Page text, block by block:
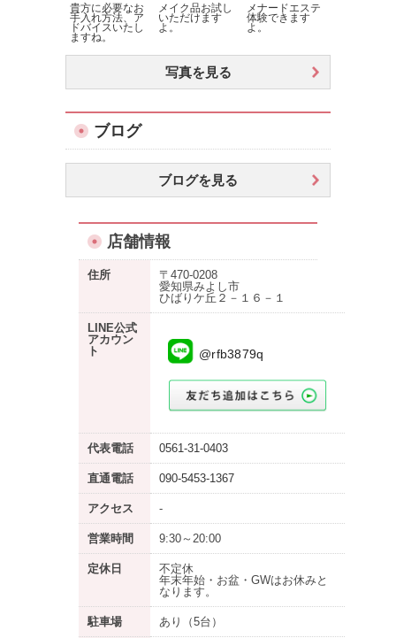
貴方に必要なお
手入れ方法、ア
ドバイスいたし
ますね。
メイク品お試し
いただけます
よ。
メナードエステ
体験できます
よ。
写真を見る
ブログ
ブログを見る
店舗情報
住所
〒470-0208
愛知県みよし市
ひばりケ丘２－１６－１
LINE公式
アカウン
ト
@rfb3879q
代表電話 0561-31-0403
直通電話 090-5453-1367
アクセス -
営業時間 9:30～20:00
定休日
不定休
年末年始・お盆・GWはお休みと
なります。
駐車場 あり （5台）